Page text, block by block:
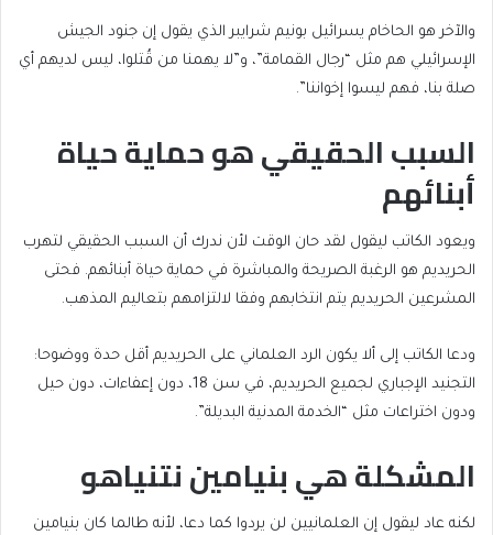
والآخر هو الحاخام يسرائيل بونيم شرايبر الذي يقول إن جنود الجيش
الإسرائيلي هم مثل “رجال القمامة”، و”لا يهمنا من قُتلوا، ليس لديهم أي
صلة بنا، فهم ليسوا إخواننا”.
السبب الحقيقي هو حماية حياة
أبنائهم
ويعود الكاتب ليقول لقد حان الوقت لأن ندرك أن السبب الحقيقي لتهرب
الحريديم هو الرغبة الصريحة والمباشرة في حماية حياة أبنائهم. فحتى
المشرعين الحريديم يتم انتخابهم وفقا لالتزامهم بتعاليم المذهب.
ودعا الكاتب إلى ألا يكون الرد العلماني على الحريديم أقل حدة ووضوحا:
التجنيد الإجباري لجميع الحريديم، في سن 18، دون إعفاءات، دون حيل
ودون اختراعات مثل “الخدمة المدنية البديلة”.
المشكلة هي بنيامين نتنياهو
لكنه عاد ليقول إن العلمانيين لن يردوا كما دعا، لأنه طالما كان بنيامين